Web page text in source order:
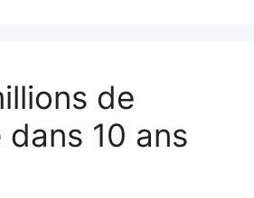
de
10 ans